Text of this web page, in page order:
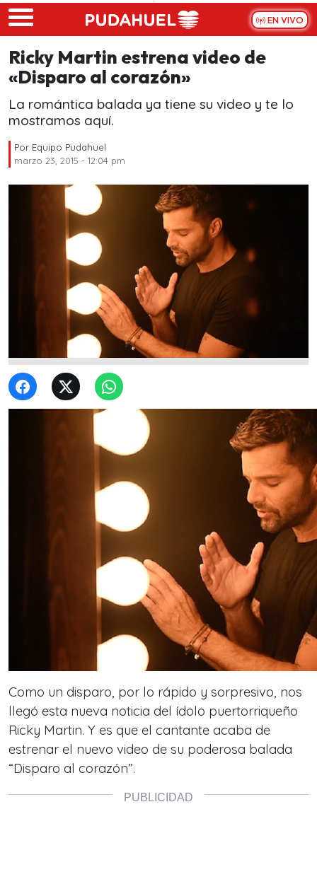
Skip to main content
EN VIVO
Ricky Martin estrena video de
«Disparo al corazón»
La romántica balada ya tiene su video y te lo
mostramos aquí.
Por Equipo Pudahuel
marzo 23, 2015 - 12:04 pm
Como un disparo, por lo rápido y sorpresivo, nos
llegó esta nueva noticia del ídolo puertorriqueño
Ricky Martin. Y es que el cantante acaba de
estrenar el nuevo video de su poderosa balada
“Disparo al corazón”.